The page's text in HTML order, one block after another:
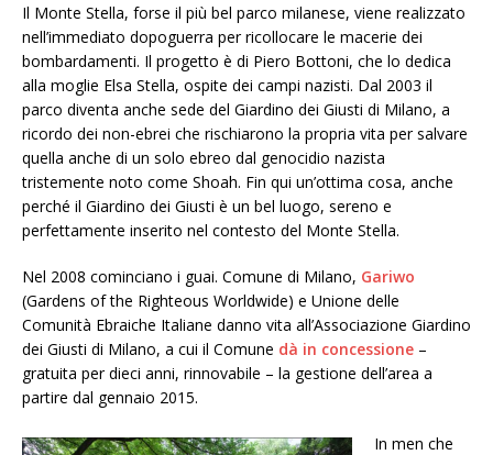
Il Monte Stella, forse il più bel parco milanese, viene realizzato
nell’immediato dopoguerra per ricollocare le macerie dei
bombardamenti. Il progetto è di Piero Bottoni, che lo dedica
alla moglie Elsa Stella, ospite dei campi nazisti. Dal 2003 il
parco diventa anche sede del Giardino dei Giusti di Milano, a
ricordo dei non-ebrei che rischiarono la propria vita per salvare
quella anche di un solo ebreo dal genocidio nazista
tristemente noto come Shoah. Fin qui un’ottima cosa, anche
perché il Giardino dei Giusti è un bel luogo, sereno e
perfettamente inserito nel contesto del Monte Stella.
Nel 2008 cominciano i guai. Comune di Milano, Gariwo
(Gardens of the Righteous Worldwide) e Unione delle
Comunità Ebraiche Italiane danno vita all’Associazione Giardino
dei Giusti di Milano, a cui il Comune dà in concessione –
gratuita per dieci anni, rinnovabile – la gestione dell’area a
partire dal gennaio 2015.
In men che